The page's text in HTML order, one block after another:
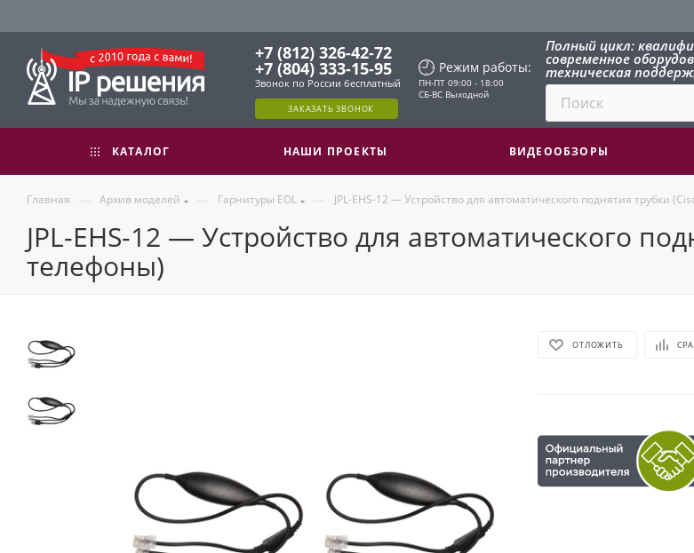
+7 (812) 326-42-72
+7 (804) 333-15-95
Звонок по России бесплатный
ЗАКАЗАТЬ ЗВОНОК
Режим работы:
ПН-ПТ 09:00 - 18:00
СБ-ВС Выходной
Полный цикл:
современное
техническая
КАТАЛОГ НАШИ ПРОЕКТЫ ВИДЕООБЗОРЫ
Главная — Архив моделей — Гарнитуры EOL — JPL-EHS-12 — Устройство для автоматического поднятия трубки
JPL-EHS-12 — Устройство для автоматического
телефоны)
ОТЛОЖИТЬ